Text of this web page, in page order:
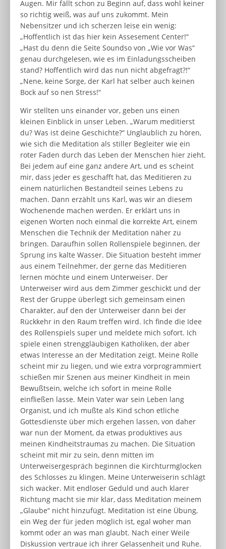
Augen. Mir fällt schon zu Beginn auf, dass wohl keiner
so richtig weiß, was auf uns zukommt. Mein
Nebensitzer und ich scherzen leise ein wenig:
„Hoffentlich ist das hier kein Assesement Center!“
„Hast du denn die Seite Soundso von „Wie vor Was“
genau durchgelesen, wie es im Einladungsscheiben
stand? Hoffentlich wird das nun nicht abgefragt?!“
„Nene, keine Sorge, der Karl hat selber auch keinen
Bock auf so nen Stress!“
Wir stellten uns einander vor, geben uns einen
kleinen Einblick in unser Leben. „Warum meditierst
du? Was ist deine Geschichte?“ Unglaublich zu hören,
wie sich die Meditation als stiller Begleiter wie ein
roter Faden durch das Leben der Menschen hier zieht.
Bei jedem auf eine ganz andere Art, und es scheint
mir, dass jeder es geschafft hat, das Meditieren zu
einem natürlichen Bestandteil seines Lebens zu
machen. Dann erzählt uns Karl, was wir an diesem
Wochenende machen werden. Er erklärt uns in
eigenen Worten noch einmal die korrekte Art, einem
Menschen die Technik der Meditation näher zu
bringen. Daraufhin sollen Rollenspiele beginnen, der
Sprung ins kalte Wasser. Die Situation besteht immer
aus einem Teilnehmer, der gerne das Meditieren
lernen möchte und einem Unterweiser. Der
Unterweiser wird aus dem Zimmer geschickt und der
Rest der Gruppe überlegt sich gemeinsam einen
Charakter, auf den der Unterweiser dann bei der
Rückkehr in den Raum treffen wird. Ich finde die Idee
des Rollenspiels super und meldete mich sofort. Ich
spiele einen strenggläubigen Katholiken, der aber
etwas Interesse an der Meditation zeigt. Meine Rolle
scheint mir zu liegen, und wie extra vorprogrammiert
schießen mir Szenen aus meiner Kindheit in mein
Bewußtsein, welche ich sofort in meine Rolle
einfließen lasse. Mein Vater war sein Leben lang
Organist, und ich mußte als Kind schon etliche
Gottesdienste über mich ergehen lassen, von daher
war nun der Moment, da etwas produktives aus
meinen Kindheitstraumas zu machen. Die Situation
scheint mit mir zu sein, denn mitten im
Unterweisergespräch beginnen die Kirchturmglocken
des Schlosses zu klingen. Meine Unterweiserin schlägt
sich wacker. Mit endloser Geduld und auch klarer
Richtung macht sie mir klar, dass Meditation meinem
„Glaube“ nicht hinzufügt. Meditation ist eine Übung,
ein Weg der für jeden möglich ist, egal woher man
kommt oder an was man glaubt. Nach einer Weile
Diskussion vertraue ich ihrer Gelassenheit und Ruhe.